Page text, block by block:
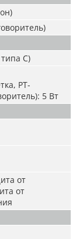
типа С)
PT-
5 Вт
от
от